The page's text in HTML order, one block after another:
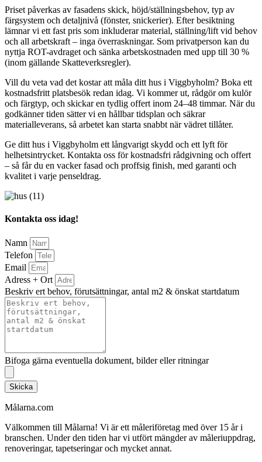
Priset påverkas av fasadens skick, höjd/ställningsbehov, typ av
färgsystem och detaljnivå (fönster, snickerier). Efter besiktning
lämnar vi ett fast pris som inkluderar material, ställning/lift vid behov
och all arbetskraft – inga överraskningar. Som privatperson kan du
nyttja ROT-avdraget och sänka arbetskostnaden med upp till 30 %
(inom gällande Skatteverksregler).
Vill du veta vad det kostar att måla ditt hus i Viggbyholm? Boka ett
kostnadsfritt platsbesök redan idag. Vi kommer ut, rådgör om kulör
och färgtyp, och skickar en tydlig offert inom 24–48 timmar. När du
godkänner tiden sätter vi en hållbar tidsplan och säkrar
materialleverans, så arbetet kan starta snabbt när vädret tillåter.
Ge ditt hus i Viggbyholm ett långvarigt skydd och ett lyft för
helhetsintrycket. Kontakta oss för kostnadsfri rådgivning och offert
– så får du en vacker fasad och proffsig finish, med garanti och
kvalitet i varje penseldrag.
Kontakta oss idag!
Namn
Telefon
Email
Adress + Ort
Beskriv ert behov, förutsättningar, antal m2 & önskat startdatum
Bifoga gärna eventuella dokument, bilder eller ritningar
Skicka
Målarna.com
Välkommen till Målarna! Vi är ett måleriföretag med över 15 år i
branschen. Under den tiden har vi utfört mängder av måleriuppdrag,
renoveringar, tapetseringar och mycket annat.